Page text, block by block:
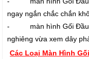
ngay ngắn chắc chắn
- màn hình Gối Đầu
nghiêng vừa xem dây
Các Loại Màn Hình